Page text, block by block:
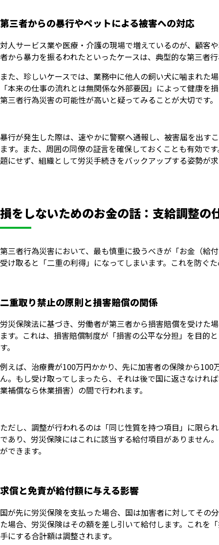
第三者からの暴行やペットによる被害への対応
対人サービス業や医療・介護の現場で増えているのが、顧客
者から暴力を振るわれたといったケースは、典型的な第三者
また、珍しいケースでは、業務中に他人の飼い犬に噛まれた
「本来の仕事の流れとは無関係な外部要因」によって健康
第三者行為災害の可能性が高いと疑ってみることが大切です。
暴行が発生した際は、速やかに警察へ通報し、被害届を出す
ます。また、周囲の同僚の証言を確保しておくことも有効で
題にせず、組織として労災手続きをバックアップする姿勢が
損をしないためのお金の話：支給調整の
第三者行為災害において、最も慎重に扱うべきが「お金（給
受け取ると「二重の利得」になってしまいます。これを防ぐ
二重取り禁止の原則と損害賠償の関係
労災保険法に基づき、労働者が第三者から損害賠償を受けた
ます。これは、損害賠償制度が「損害の公平な分担」を目的
す。
例えば、治療費が100万円かかり、先に加害者の保険から
ん。もし受け取ってしまったら、それは後で国に返さなけれ
業補償なら休業損害）の間で行われます。
ただし、調整が行われるのは「同じ性質を持つ項目」に限ら
であり、労災保険にはこれに該当する給付項目がありません
ができます。
求償と免責が給付額に与える影響
国が先に労災保険を支払った場合、国は加害者に対してその
た場合、労災保険はその額を差し引いて給付します。これを
手にする合計額は調整されます。